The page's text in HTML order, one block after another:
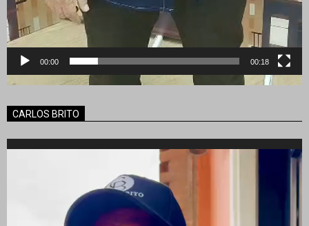
00:00 00:18
CARLOS BRITO
Reproductor